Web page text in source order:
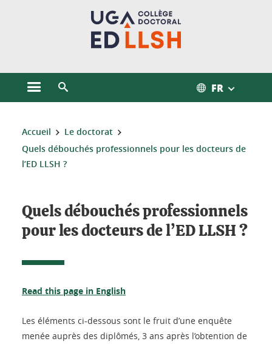
Ouvrir le menu principal FR
Vous êtes ici :
Accueil
Le doctorat
Quels débouchés professionnels pour les docteurs de
l’ED LLSH ?
Quels débouchés professionnels
pour les docteurs de l’ED LLSH ?
Read this page in English
Les éléments ci-dessous sont le fruit d’une enquête
menée auprès des diplômés, 3 ans après l’obtention de